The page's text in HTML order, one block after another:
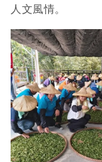
人文風情。